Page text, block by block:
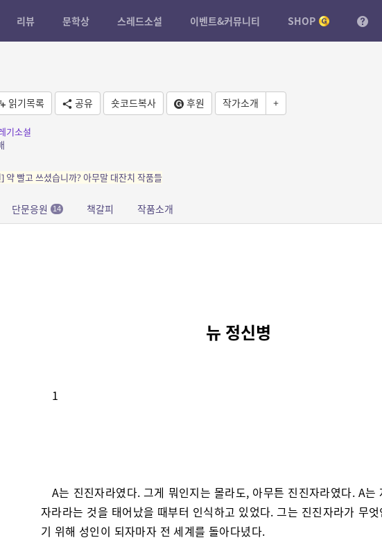
리뷰 문학상 스레드소설 이벤트&커뮤니티 SHOP
읽기목록 공유 숏코드복사 후원 작가소개 +
기소설
약 빨고 쓰셨습니까? 아무말 대잔치 작품들
단문응원 14 책갈피 작품소개
뉴 정신병
1
A는 진진자라였다. 그게 뭐인지는 몰라도, 아무튼 진진자라였다. A는
자라라는 것을 태어났을 때부터 인식하고 있었다. 그는 진진자라가 무
기 위해 성인이 되자마자 전 세계를 돌아다녔다.